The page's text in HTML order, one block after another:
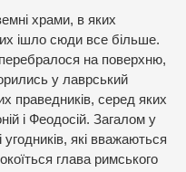
храми, в яких
ішло сюди все більше.
перебралося на поверхню,
у лаврський
праведників, серед яких
і Феодосій. Загалом у
які вважаються
глава римського